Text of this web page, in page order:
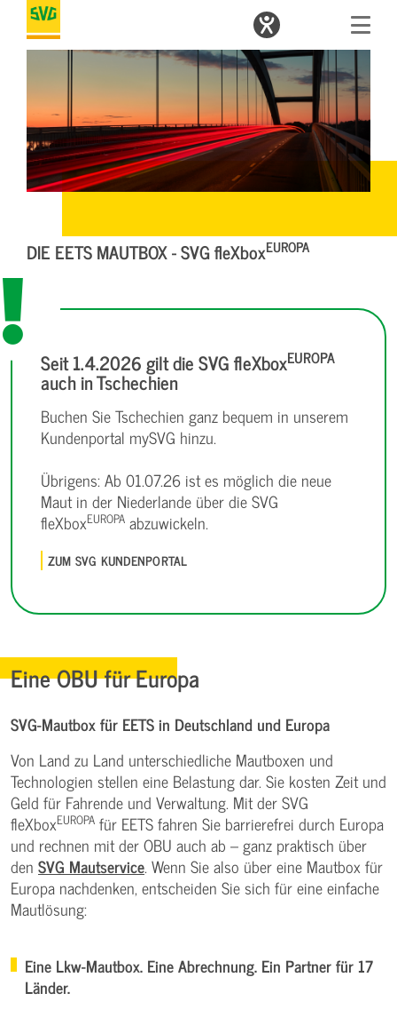
DIE EETS MAUTBOX - SVG fleXboxEUROPA
Seit 1.4.2026 gilt die SVG fleXboxEUROPA
auch in Tschechien
Buchen Sie Tschechien ganz bequem in unserem
Kundenportal mySVG hinzu.
Übrigens: Ab 01.07.26 ist es möglich die neue
Maut in der Niederlande über die SVG
fleXboxEUROPA abzuwickeln.
ZUM SVG KUNDENPORTAL
Eine OBU für Europa
SVG-Mautbox für EETS in Deutschland und Europa
Von Land zu Land unterschiedliche Mautboxen und
Technologien stellen eine Belastung dar. Sie kosten Zeit und
Geld für Fahrende und Verwaltung. Mit der SVG
fleXboxEUROPA für EETS fahren Sie barrierefrei durch Europa
und rechnen mit der OBU auch ab – ganz praktisch über
den SVG Mautservice. Wenn Sie also über eine Mautbox für
Europa nachdenken, entscheiden Sie sich für eine einfache
Mautlösung:
Eine Lkw-Mautbox. Eine Abrechnung. Ein Partner für 17
Länder.